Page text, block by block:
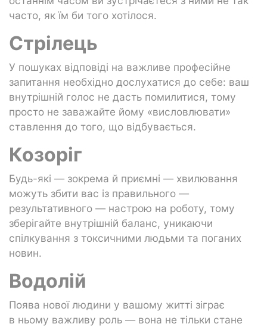
часто, як їм би того хотілося.
Стрілець
У пошуках відповіді на важливе професійне
запитання необхідно дослухатися до себе: ваш
внутрішній голос не дасть помилитися, тому
просто не заважайте йому «висловлювати»
ставлення до того, що відбувається.
Козоріг
Будь-які — зокрема й приємні — хвилювання
можуть збити вас із правильного —
результативного — настрою на роботу, тому
зберігайте внутрішній баланс, уникаючи
спілкування з токсичними людьми та поганих
новин.
Водолій
Поява нової людини у вашому житті зіграє
в ньому важливу роль — вона не тільки стане